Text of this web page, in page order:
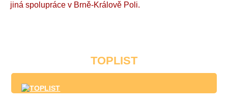
jiná spolupráce v Brně-Králově Poli.
TOPLIST